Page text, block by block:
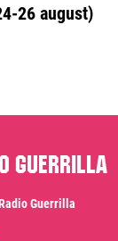
26 august)
Guerrilla
Guerrilla